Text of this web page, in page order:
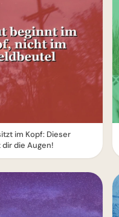
im Kopf: Dieser
die Augen!